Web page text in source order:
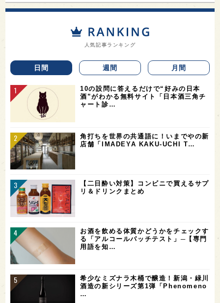
人気記事ランキング
日間 週間 月間
10の設問に答えるだけで“好みの日本
酒”がわかる無料サイト「日本酒三角チ
ャート診…
角打ちを世界の共通語に！いまでやの新
店舗「IMADEYA KAKU-UCHI T…
【二日酔い対策】コンビニで買えるサプ
リ＆ドリンクまとめ
お酒を飲める体質かどうかをチェックす
る「アルコールパッチテスト」─【専門
用語を知…
希少なミズナラ木桶で醸造！新潟・緑川
酒造の新シリーズ第1弾「Phenomeno
…